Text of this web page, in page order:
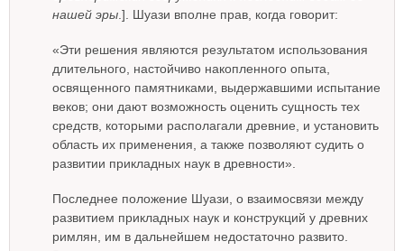
нашей эры .]. Шуази вполне прав, когда говорит:
«Эти решения являются результатом использования
длительного, настойчиво накопленного опыта,
освященного памятниками, выдержавшими испытание
веков; они дают возможность оценить сущность тех
средств, которыми располагали древние, и установить
область их применения, а также позволяют судить о
развитии прикладных наук в древности».
Последнее положение Шуази, о взаимосвязи между
развитием прикладных наук и конструкций у древних
римлян, им в дальнейшем недостаточно развито.